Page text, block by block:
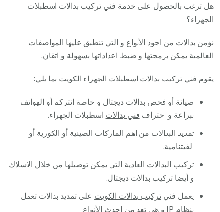
هل ترغب بالحصول على خدمة فني تركيب بدالات اسطبلات
الجهراء؟
نؤمن بدالات من اجود الأنواع و التي تنطبق عليها المواصفات
العالمية يمكن برمجتها و ضبط اعداداتها بسهولة و اتقان.
يقوم فني تركيب بدالات اسطبلات الجهراء الكويت بما يلي:
صيانة أو فحص بدالات ديجتال و خاصة انتركم أو الهواتف
ببراعة و احتراف فني بدالات اسطبلات الجهراء.
تمديد البدالات من اهم الماركات الصينية أو الكورية أو
الفيتنامية.
تركيب البدالات العادية التي يمكن توصيلها من خلال الاسلاك
و أيضا تركيب بدالات ديجتال.
يعمل فنيتركيب بدالات الكويت على تمديد بدالات تعمل
بنظام IP و هي تعد من احدث الأنواع.